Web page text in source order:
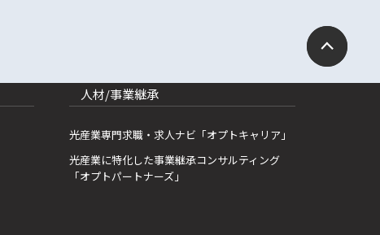
人材/事業継承
光産業専門求職・求人ナビ「オプトキャリア」
光産業に特化した事業継承コンサルティング
「オプトパートナーズ」